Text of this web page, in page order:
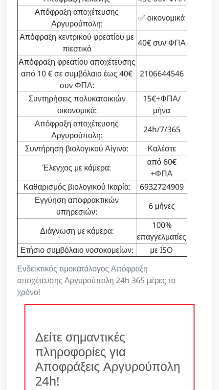
Ενδεικτικός τιμοκατάλογος Απόφραξη
αποχέτευσης Αργυρούπολη 24h 365 μέρες το
χρόνο!
Απόφραξη αποχέτευσης
Αργυρούπολη:
✅ οικονομικά
Απόφραξη κεντρικού φρεατίου με
πιεστικό
40€ συν ΦΠΑ
Απόφραξη φρεατίου αποχέτευσης
από 10 € σε συμβόλαιο έως 40€
συν ΦΠΑ:
2106644546
Συντηρήσεις πολυκατοικιών
οικονομικά:
15€+ΦΠΑ/
μήνα
Απόφραξη αποχέτευσης
Αργυρούπολη:
24h/7/365
Συντήρηση βιολογικού Αίγινα:
Καλέστε
Έλεγχος με κάμερα:
από 60€
+ΦΠΑ
Καθαρισμός βιολογικού Ικαρία:
6932724909
Εγγύηση αποφρακτικών
υπηρεσιών:
6 μήνες
Διάγνωση με κάμερα:
100%
επαγγελματίες
Ετήσιο συμβόλαιο νοσοκομείων:
με ISO
Δείτε σημαντικές
πληροφορίες για
Αποφράξεις Αργυρούπολη
24h!